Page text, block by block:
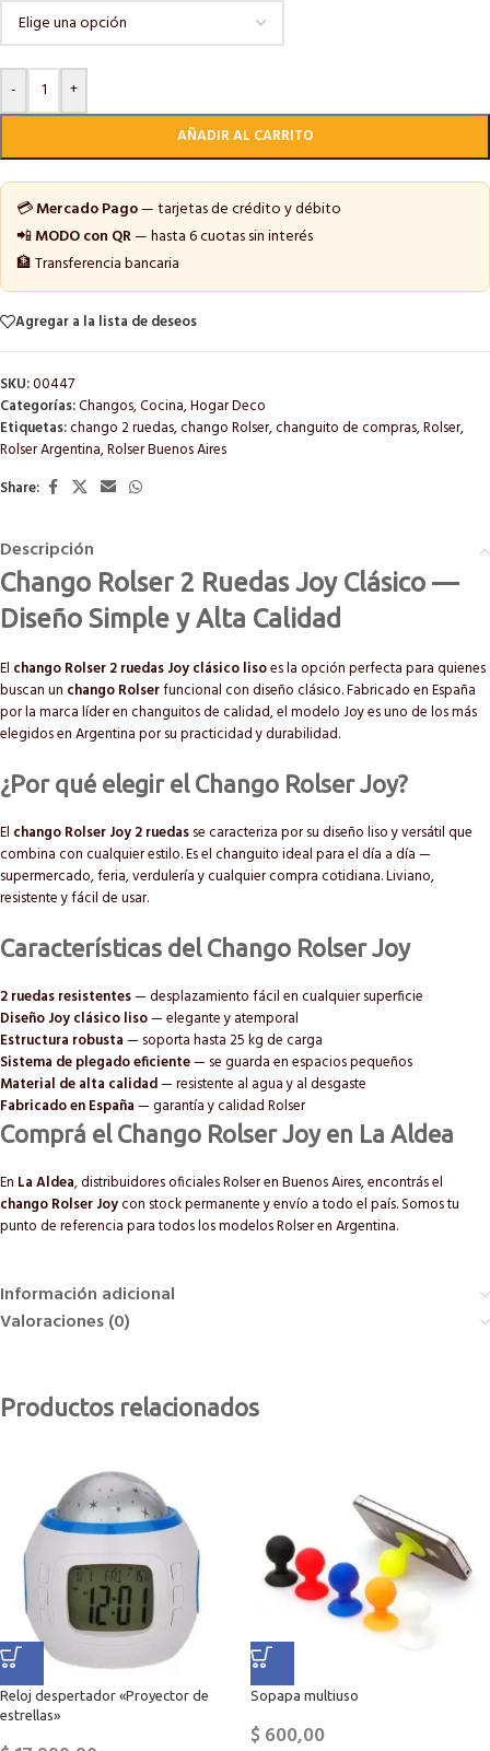
-
+
AÑADIR AL CARRITO
💳Mercado Pago— tarjetas de crédito y débito
📲MODO con QR— hasta 6 cuotas sin interés
🏦 Transferencia bancaria
Agregar a la lista de deseos
SKU:00447
Categorías:Changos,Cocina,Hogar Deco
Etiquetas:chango 2 ruedas,chango Rolser,changuito de compras,Rolser,
Rolser Argentina,Rolser Buenos Aires
Share:
Descripción
Chango Rolser 2 Ruedas Joy Clásico —
Diseño Simple y Alta Calidad
El chango Rolser 2 ruedas Joy clásico lisoes la opción perfecta para quienes
buscan un chango Rolserfuncional con diseño clásico. Fabricado en España
por la marca líder en changuitos de calidad, el modelo Joy es uno de los más
elegidos en Argentina por su practicidad y durabilidad.
¿Por qué elegir el Chango Rolser Joy?
El chango Rolser Joy 2 ruedasse caracteriza por su diseño liso y versátil que
combina con cualquier estilo. Es el changuito ideal para el día a día —
supermercado, feria, verdulería y cualquier compra cotidiana. Liviano,
resistente y fácil de usar.
Características del Chango Rolser Joy
2 ruedas resistentes— desplazamiento fácil en cualquier superficie
Diseño Joy clásico liso— elegante y atemporal
Estructura robusta— soporta hasta 25 kg de carga
Sistema de plegado eficiente— se guarda en espacios pequeños
Material de alta calidad— resistente al agua y al desgaste
Fabricado en España— garantía y calidad Rolser
Comprá el Chango Rolser Joy en La Aldea
En La Aldea, distribuidores oficiales Rolser en Buenos Aires, encontrás el
chango Rolser Joycon stock permanente y envío a todo el país. Somos tu
punto de referencia para todos los modelos Rolser en Argentina.
Información adicional
Valoraciones (0)
Productos relacionados
Reloj despertador «Proyector de
estrellas»
Sopapa multiuso
$600,00